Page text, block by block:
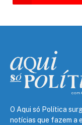
O Aqui só Política
notícias que fazem a